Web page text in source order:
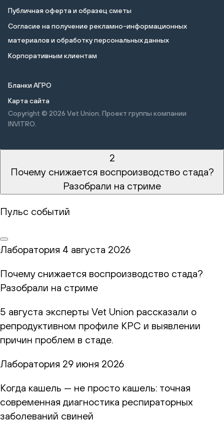
Публичная оферта и образец сметы
Cогласие на получение рекламно-информационных
материалов и обработку персональных данных
Корпоративным клиентам
Бланки АГРО
Карта сайта
Copyright © 2026 Vet Union. Проект группы компании
INVITRO.
2
Почему снижается воспроизводство стада?
Разобрали на стриме
Пульс событий
Лаборатория 4 августа 2026
Почему снижается воспроизводство стада?
Разобрали на стриме
5 августа эксперты Vet Union рассказали о
репродуктивном профиле КРС и выявлении
причин проблем в стаде.
Лаборатория 29 июня 2026
Когда кашель — не просто кашель: точная
современная диагностика респираторных
заболеваний свиней